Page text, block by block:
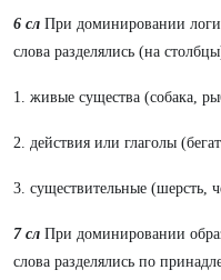
6 сл При доминировании
слова разделялись (на
1. живые существа (собака,
2. действия или глаголы
3. существительные (шерсть,
7 сл При доминировании
слова разделялись по